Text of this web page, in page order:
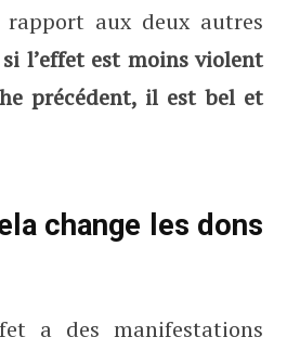
aux deux autres
l’effet est moins violent
précédent, il est bel et
change les dons
a des manifestations